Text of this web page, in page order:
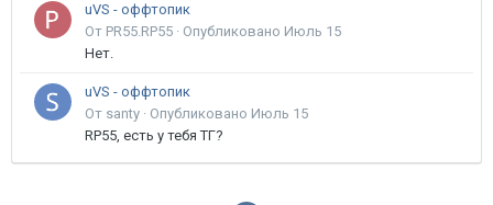
uVS - оффтопик
От PR55.RP55 · Опубликовано Июль 15
Нет.
uVS - оффтопик
От santy · Опубликовано Июль 15
RP55, есть у тебя ТГ?